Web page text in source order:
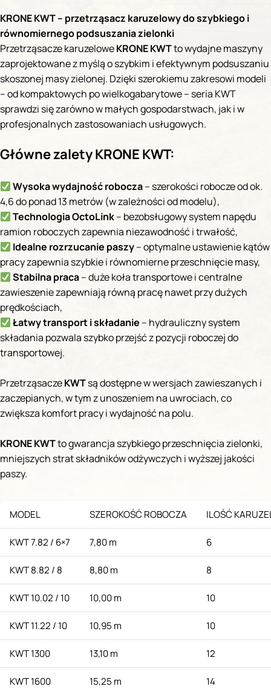
KRONE KWT – przetrząsacz karuzelowy do szybkiego i
równomiernego podsuszania zielonki
Przetrząsacze karuzeloweKRONE KWTto wydajne maszyny
zaprojektowane z myślą o szybkim i efektywnym podsuszaniu
skoszonej masy zielonej. Dzięki szerokiemu zakresowi modeli
– od kompaktowych po wielkogabarytowe – seria KWT
sprawdzi się zarówno w małych gospodarstwach, jak i w
profesjonalnych zastosowaniach usługowych.
Główne zalety KRONE KWT:
Wysoka wydajność robocza– szerokości robocze od ok.
4,6 do ponad 13 metrów (w zależności od modelu),
Technologia OctoLink– bezobsługowy system napędu
ramion roboczych zapewnia niezawodność i trwałość,
Idealne rozrzucanie paszy– optymalne ustawienie kątów
pracy zapewnia szybkie i równomierne przeschnięcie masy,
Stabilna praca– duże koła transportowe i centralne
zawieszenie zapewniają równą pracę nawet przy dużych
prędkościach,
Łatwy transport i składanie – hydrauliczny system
składania pozwala szybko przejść z pozycji roboczej do
transportowej.
PrzetrząsaczeKWTsą dostępne w wersjach zawieszanych i
zaczepianych, w tym z unoszeniem na uwrociach, co
zwiększa komfort pracy i wydajność na polu.
KRONE KWTto gwarancja szybkiego przeschnięcia zielonki,
mniejszych strat składników odżywczych i wyższej jakości
paszy.
MODEL SZEROKOŚĆ ROBOCZA ILOŚĆ
KWT 7.82 / 6×7 7,80 m 6
KWT 8.82 / 8 8,80 m 8
KWT 10.02 / 10 10,00 m 10
KWT 11.22 / 10 10,95 m 10
KWT 1300 13,10 m 12
KWT 1600 15,25 m 14